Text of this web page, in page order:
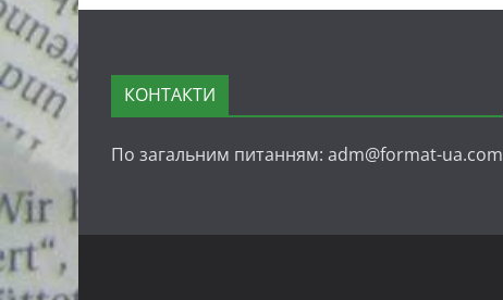
КОНТАКТИ
По загальним питанням: adm@format-ua.com